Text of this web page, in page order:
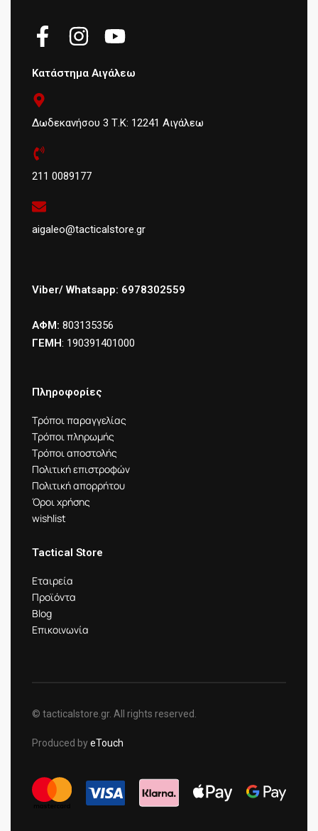
Κατάστημα Αιγάλεω
Δωδεκανήσου 3 Τ.Κ: 12241 Αιγάλεω
211 0089177
aigaleo@tacticalstore.gr
Viber/ Whatsapp: 6978302559
ΑΦΜ: 803135356
ΓΕΜΗ: 190391401000
Πληροφορίες
Τρόποι παραγγελίας
Τρόποι πληρωμής
Τρόποι αποστολής
Πολιτική επιστροφών
Πολιτική απορρήτου
Όροι χρήσης
wishlist
Tactical Store
Εταιρεία
Προϊόντα
Blog
Επικοινωνία
© tacticalstore.gr. All rights reserved.
Produced byeTouch